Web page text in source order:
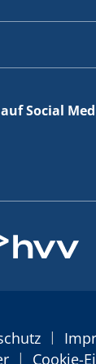
Social
|
| Cookie-